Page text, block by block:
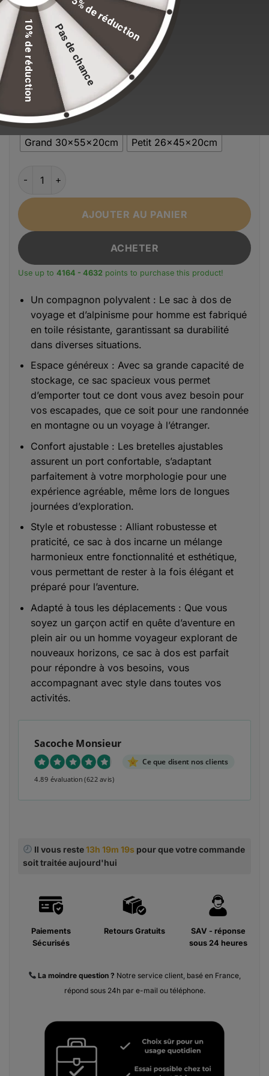
standards de qualité.
Couleur
Nouveau style Kaki
Nouveau style Noir
Nouveau style Vert
Taille
Grand 30x55x20cm Petit 26x45x20cm
AJOUTER AU PANIER
ACHETER
Use up to 4164 - 4632 points to purchase this product!
Alternative:
Un compagnon polyvalent : Le sac à dos de
voyage et d’alpinisme pour homme est fabriqué
en toile résistante, garantissant sa durabilité
dans diverses situations.
Espace généreux : Avec sa grande capacité de
stockage, ce sac spacieux vous permet
d’emporter tout ce dont vous avez besoin pour
vos escapades, que ce soit pour une randonnée
en montagne ou un voyage à l’étranger.
Confort ajustable : Les bretelles ajustables
assurent un port confortable, s’adaptant
parfaitement à votre morphologie pour une
expérience agréable, même lors de longues
journées d’exploration.
Style et robustesse : Alliant robustesse et
praticité, ce sac à dos incarne un mélange
harmonieux entre fonctionnalité et esthétique,
vous permettant de rester à la fois élégant et
préparé pour l’aventure.
Adapté à tous les déplacements : Que vous
soyez un garçon actif en quête d’aventure en
plein air ou un homme voyageur explorant de
nouveaux horizons, ce sac à dos est parfait
pour répondre à vos besoins, vous
accompagnant avec style dans toutes vos
activités.
Sacoche Monsieur
Ce que disent nos clients
4.89 évaluation (622 avis)
Il vous reste13h 19m 18spour que votre commande
soit traitée aujourd'hui
Paiements
Sécurisés
Retours Gratuits
SAV - réponse
sous 24 heures
La moindre question ? Notre service client, basé en France,
répond sous 24h par e-mail ou téléphone.
5% de réduction
Pas de chance
10% de réduction